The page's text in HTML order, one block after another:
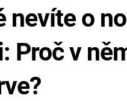
nevíte o
Proč v